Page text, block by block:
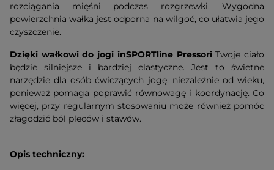
rozciągania mięśni podczas rozgrzewki. Wygodna
powierzchnia wałka jest odporna na wilgoć, co ułatwia jego
czyszczenie.
Dzięki wałkowi do jogi inSPORTline PressoriTwoje ciało
będzie silniejsze i bardziej elastyczne. Jest to świetne
narzędzie dla osób ćwiczących jogę, niezależnie od wieku,
ponieważ pomaga poprawić równowagę i koordynację. Co
więcej, przy regularnym stosowaniu może również pomóc
złagodzić ból pleców i stawów.
Opis techniczny: